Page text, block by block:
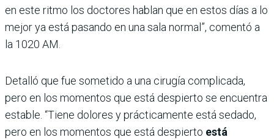
en este ritmo los doctores hablan que en estos días a lo
mejor ya está pasando en una sala normal”, comentó a
la 1020 AM.
Detalló que fue sometido a una cirugía complicada,
pero en los momentos que está despierto se encuentra
estable. “Tiene dolores y prácticamente está sedado,
pero en los momentos que está despierto está